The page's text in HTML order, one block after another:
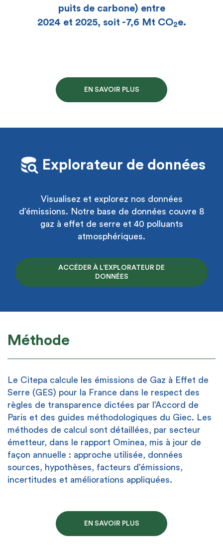
puits de carbone) entre
2024 et 2025, soit -7,6 Mt CO2e.
EN SAVOIR PLUS
Explorateur de données
Visualisez et explorez nos données
d’émissions. Notre base de données couvre 8
gaz à effet de serre et 40 polluants
atmosphériques.
ACCÉDER À L’EXPLORATEUR DE
DONNÉES
Méthode
Le Citepa calcule les émissions de Gaz à Effet de
Serre (GES) pour la France dans le respect des
règles de transparence dictées par l’Accord de
Paris et des guides méthodologiques du Giec. Les
méthodes de calcul sont détaillées, par secteur
émetteur, dans le rapport Ominea, mis à jour de
façon annuelle : approche utilisée, données
sources, hypothèses, facteurs d’émissions,
incertitudes et améliorations appliquées.
EN SAVOIR PLUS